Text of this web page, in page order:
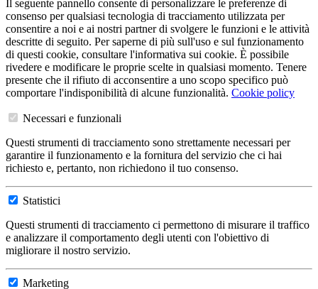
Il seguente pannello consente di personalizzare le preferenze di
consenso per qualsiasi tecnologia di tracciamento utilizzata per
consentire a noi e ai nostri partner di svolgere le funzioni e le attività
descritte di seguito. Per saperne di più sull'uso e sul funzionamento
di questi cookie, consultare l'informativa sui cookie. È possibile
rivedere e modificare le proprie scelte in qualsiasi momento. Tenere
presente che il rifiuto di acconsentire a uno scopo specifico può
comportare l'indisponibilità di alcune funzionalità. Cookie policy
Necessari e funzionali
Questi strumenti di tracciamento sono strettamente necessari per
garantire il funzionamento e la fornitura del servizio che ci hai
richiesto e, pertanto, non richiedono il tuo consenso.
Statistici
Questi strumenti di tracciamento ci permettono di misurare il traffico
e analizzare il comportamento degli utenti con l'obiettivo di
migliorare il nostro servizio.
Marketing